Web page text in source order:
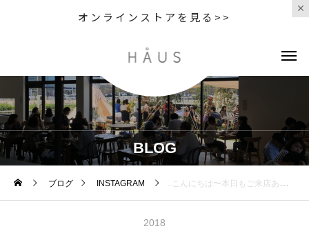
オンラインストアを見る>>
BLOG
ブログ INSTAGRAM ..こんにちは〜︎本日もご来店ありがとうございます！..◇写真カフェメニュー・ディナーメニュー〈 さくらんぼのクラフティ 〉.期間限定だったさくらんぼのクラフティが6月からメニューに仲間入りしました♡クラフティはフランス、リムーザン地方の伝統菓子。甘くてやわらかくてしっとりふわふわな焼きカスタードのような焼き菓子です︎ぜひお試しくださいね〜！..本日も21時まで営業しております。ご来店お待ちしております。..#cake #sweet #dessert #さくらんぼのクラフティ #さくらんぼ #cherry ##クラフティ#フランスの伝統菓子#cafestagram #instafood #cafe #カフェ #カフェ巡り#haus_matsue#hausmatsue #松江カフェ #島根カフェ#松江 #島根 #山陰
2018